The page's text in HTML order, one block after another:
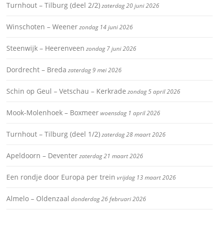
Turnhout – Tilburg (deel 2/2)zaterdag 20 juni 2026
Winschoten – Weenerzondag 14 juni 2026
Steenwijk – Heerenveen zondag 7 juni 2026
Dordrecht – Breda zaterdag 9 mei 2026
Schin op Geul – Vetschau – Kerkrade zondag 5 april 2026
Mook-Molenhoek – Boxmeerwoensdag 1 april 2026
Turnhout – Tilburg (deel 1/2)zaterdag 28 maart 2026
Apeldoorn – Deventerzaterdag 21 maart 2026
Een rondje door Europa per trein vrijdag 13 maart 2026
Almelo – Oldenzaal donderdag 26 februari 2026